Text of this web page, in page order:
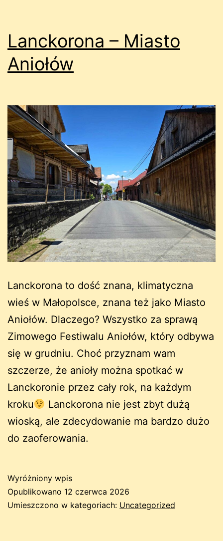
Lanckorona – Miasto
Aniołów
Lanckorona to dość znana, klimatyczna
wieś w Małopolsce, znana też jako Miasto
Aniołów. Dlaczego? Wszystko za sprawą
Zimowego Festiwalu Aniołów, który odbywa
się w grudniu. Choć przyznam wam
szczerze, że anioły można spotkać w
Lanckoronie przez cały rok, na każdym
kroku
Lanckorona nie jest zbyt dużą
wioską, ale zdecydowanie ma bardzo dużo
do zaoferowania.
Wyróżniony wpis
Opublikowano 12 czerwca 2026
Umieszczono w kategoriach: Uncategorized